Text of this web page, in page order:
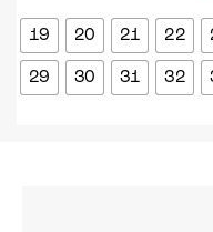
19 20 21 22
29 30 31 32